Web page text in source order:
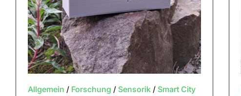
Allgemein / Forschung / Sensorik/ Smart City